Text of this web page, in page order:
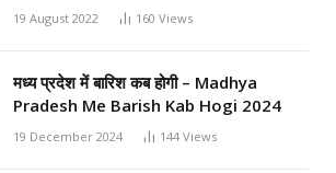
19 August 2022 160 Views
मध्य प्रदेश में बारिश कब होगी – Madhya
Pradesh Me Barish Kab Hogi 2024
19 December 2024 144 Views